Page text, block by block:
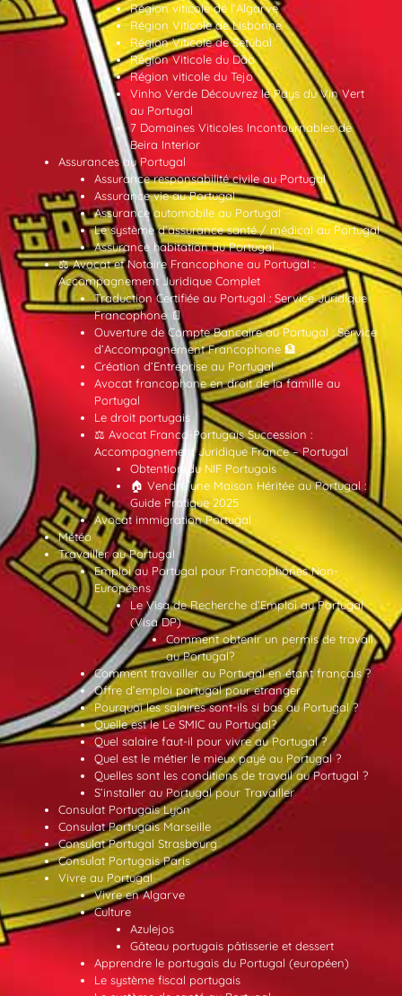
Région viticole de l’Algarve
Région Viticole de Lisbonne
Région Viticole de Setúbal
Région Viticole du Dão
Région viticole du Tejo
Vinho Verde Découvrez le Pays du Vin Vert
au Portugal
7 Domaines Viticoles Incontournables de
Beira Interior
Assurances au Portugal
Assurance responsabilité civile au Portugal
Assurance vie au Portugal
Assurance automobile au Portugal
Le système d’assurance santé / médical au Portugal
Assurance habitation au Portugal
⚖️ Avocat et Notaire Francophone au Portugal :
Accompagnement Juridique Complet
Traduction Certifiée au Portugal : Service Juridique
Francophone 📄
Ouverture de Compte Bancaire au Portugal : Service
d’Accompagnement Francophone 🏦
Création d’Entreprise au Portugal
Avocat francophone en droit de la famille au
Portugal
Le droit portugais
⚖️ Avocat Franco-Portugais Succession :
Accompagnement Juridique France – Portugal
Obtention du NIF Portugais
🏠 Vendre une Maison Héritée au Portugal :
Guide Pratique 2025
Avocat immigration Portugal
Météo
Travailler au Portugal
Emploi au Portugal pour Francophones Non-
Européens
Le Visa de Recherche d’Emploi au Portugal
(Visa DP)
Comment obtenir un permis de travail
au Portugal?
Comment travailler au Portugal en étant français ?
Offre d’emploi portugal pour etranger
Pourquoi les salaires sont-ils si bas au Portugal ?
Quelle est le Le SMIC au Portugal?
Quel salaire faut-il pour vivre au Portugal ?
Quel est le métier le mieux payé au Portugal ?
Quelles sont les conditions de travail au Portugal ?
S’installer au Portugal pour Travailler
Consulat Portugais Lyon
Consulat Portugais Marseille
Consulat Portugal Strasbourg
Consulat Portugais Paris
Vivre au Portugal
Vivre en Algarve
Culture
Azulejos
Gâteau portugais pâtisserie et dessert
Apprendre le portugais du Portugal (européen)
Le système fiscal portugais